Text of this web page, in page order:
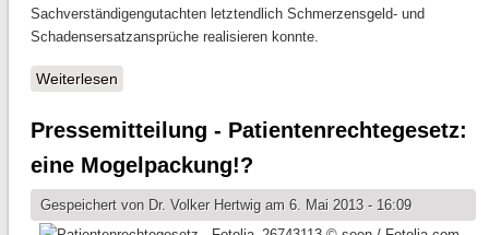
Sachverständigengutachten letztendlich Schmerzensgeld- und
Schadensersatzansprüche realisieren konnte.
Weiterlesenüber Patientenrechte in den Medien
Pressemitteilung - Patientenrechtegesetz:
eine Mogelpackung!?
Gespeichert von Dr. Volker Hertwigam 6. Mai 2013 - 16:09